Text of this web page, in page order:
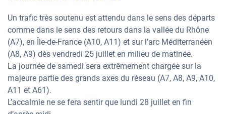
Un trafic très soutenu est attendu dans le sens des départs
comme dans le sens des retours dans la vallée du Rhône
(A7), en Île-de-France (A10, A11) et sur l’arc Méditerranéen
(A8, A9) dès vendredi 25 juillet en milieu de matinée.
La journée de samedi sera extrêmement chargée sur la
majeure partie des grands axes du réseau (A7, A8, A9, A10,
A11 et A61).
L’accalmie ne se fera sentir que lundi 28 juillet en fin